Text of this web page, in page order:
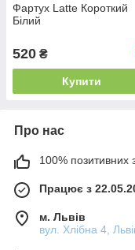
Фартух Latte Короткий
Білий
520 ₴
Купити
Про нас
100% позитивних з
Працює з
м. Львів
вул. Хлібна 4,